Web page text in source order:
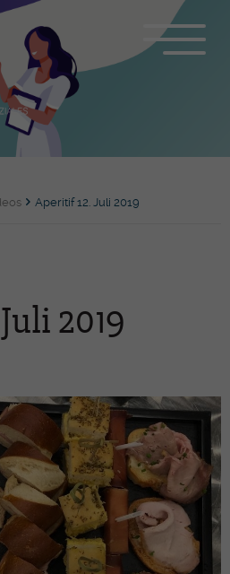
Aperitif 12. Juli 2019
2019